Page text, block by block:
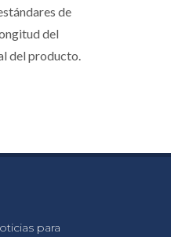
de
del
del producto.
para